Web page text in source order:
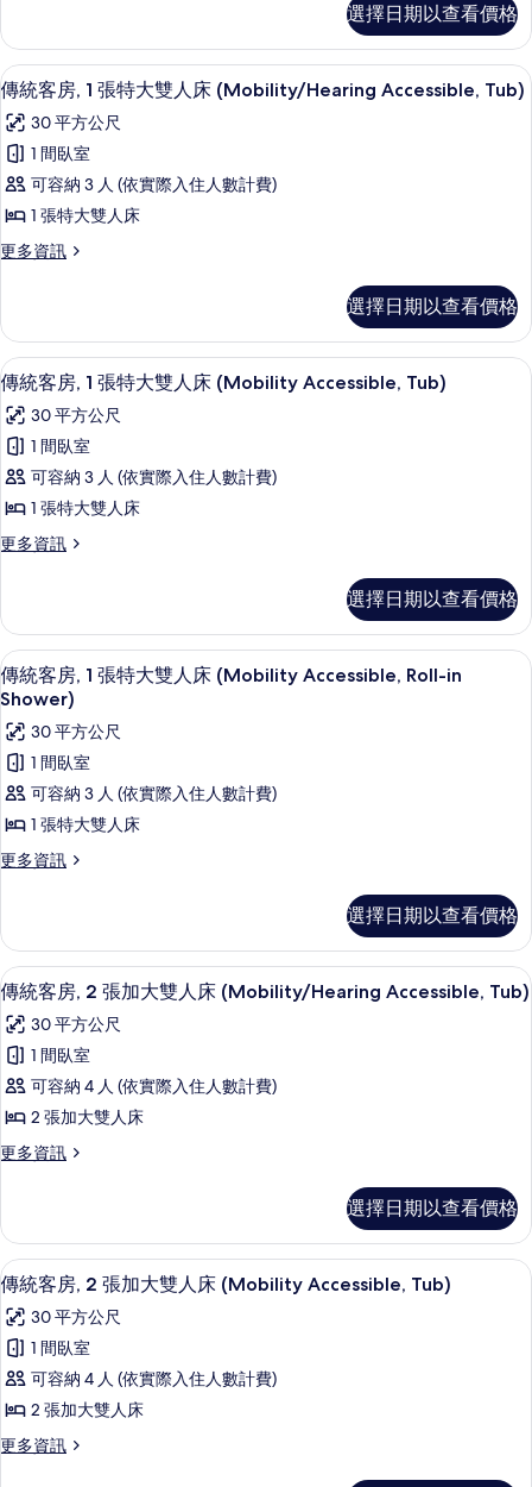
的
所
有
相
片
In
的
詳
情
雙
人
床,
城
市
景
觀
(Mobility
in
Shower)
的
所
有
相
片
客
房,
1
張
特
大
人
床,
市
Accessible,
Roll-
in
Shower)
的
詳
情
選擇日期以查看價格
顯
示
傳
統
客
房,
1
特
大
雙
人
床
(Mobility/Hearing
Accessible,
Tub)
的
有
相
片
羽絨被、舒適加層、客房內保險箱、書
3
傳統客房, 1 張特大雙人床 (Mobility/Hearing Accessible, Tub)
30 平方公尺
1 間臥室
可容納 3 人 (依實際入住人數計費)
1 張特大雙人床
更多資訊
更
客
房,
1
張
特
大
人
床
Accessible,
情
選擇日期以查看價格
顯
示
傳
統
客
房,
1
特
大
雙
人
床
(Mobility
Accessible,
Tub)
的
相
片
羽絨被、舒適加層、客房內保險箱、書
3
傳統客房, 1 張特大雙人床 (Mobility Accessible, Tub)
30 平方公尺
1 間臥室
可容納 3 人 (依實際入住人數計費)
1 張特大雙人床
更多資訊
更
客
房,
1
張
大
雙
人
床
(Mobility
Tub)
選擇日期以查看價格
顯
示
傳
統
客
房,
1
張
大
雙
人
床
(Mobility
Accessible,
Roll-
in
Shower)
所
有
相
片
羽絨被、舒適加層、客房內保險箱、書
3
傳統客房, 1 張特大雙人床 (Mobility Accessible, Roll-in
Shower)
30 平方公尺
1 間臥室
可容納 3 人 (依實際入住人數計費)
1 張特大雙人床
更多資訊
更
客
房,
1
張
特
大
人
床
Accessible,
的
詳
情
選擇日期以查看價格
顯
示
傳
統
客
房,
2
加
大
雙
人
床
(Mobility/Hearing
Accessible,
Tub)
的
羽絨被、舒適加層、客房內保險箱、書
2
傳統客房, 2 張加大雙人床 (Mobility/Hearing Accessible, Tub)
30 平方公尺
1 間臥室
可容納 4 人 (依實際入住人數計費)
2 張加大雙人床
更多資訊
更
客
房,
2
張
加
大
人
床
Accessible,
選擇日期以查看價格
顯
示
傳
統
客
房,
2
羽絨被、舒適加層、客房內保險箱、書
2
傳統客房, 2 張加大雙人床 (Mobility Accessible, Tub)
30 平方公尺
1 間臥室
可容納 4 人 (依實際入住人數計費)
2 張加大雙人床
更多資訊
更